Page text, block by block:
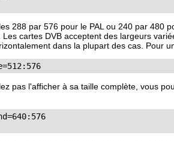
288 par 576 pour le PAL ou 240 par 480
Les cartes DVB acceptent des largeurs
dans la plupart des cas. Pour
pas l'afficher à sa taille complète, vous